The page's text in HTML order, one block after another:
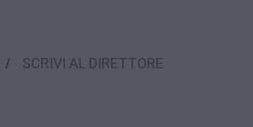
SCRIVI AL DIRETTORE